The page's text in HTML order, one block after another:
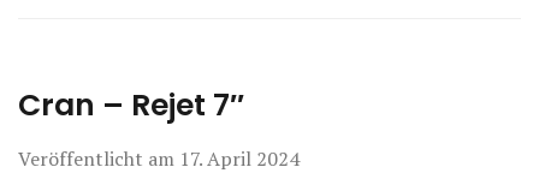
Cran – Rejet 7″
Veröffentlicht am 17. April 2024